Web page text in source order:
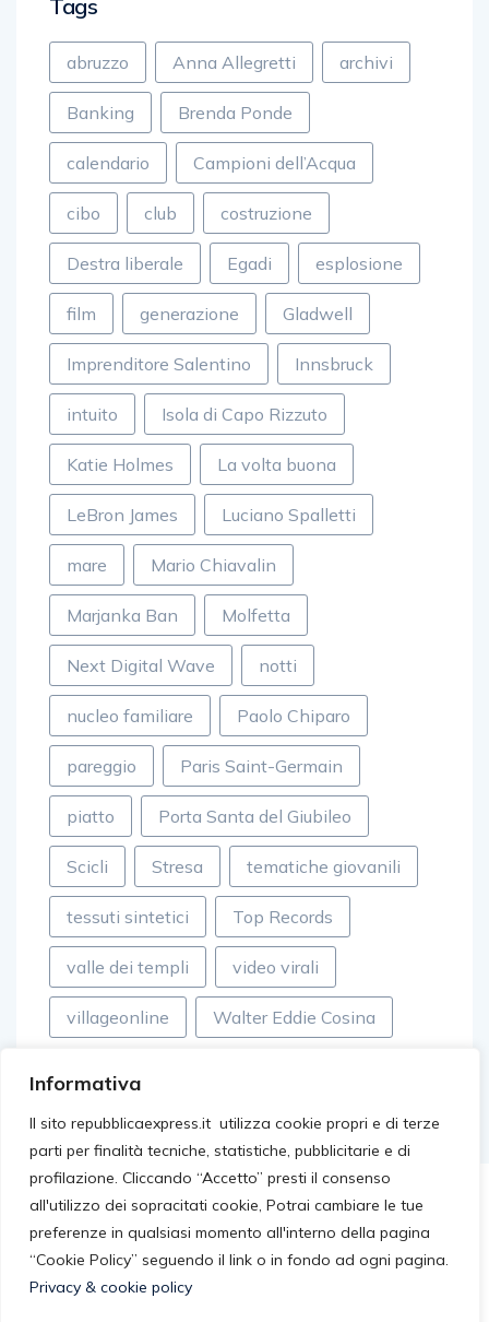
Informativa
Il sito repubblicaexpress.it utilizza cookie propri e di terze
parti per finalità tecniche, statistiche, pubblicitarie e di
profilazione. Cliccando “Accetto” presti il consenso
all'utilizzo dei sopracitati cookie, Potrai cambiare le tue
preferenze in qualsiasi momento all'interno della pagina
“Cookie Policy” seguendo il link o in fondo ad ogni pagina.
Privacy & cookie policy
Tags
abruzzo Anna Allegretti archivi
Banking Brenda Ponde
calendario Campioni dell’Acqua
cibo club costruzione
Destra liberale Egadi esplosione
film generazione Gladwell
Imprenditore Salentino Innsbruck
intuito Isola di Capo Rizzuto
Katie Holmes La volta buona
LeBron James Luciano Spalletti
mare Mario Chiavalin
Marjanka Ban Molfetta
Next Digital Wave notti
nucleo familiare Paolo Chiparo
pareggio Paris Saint-Germain
piatto Porta Santa del Giubileo
Scicli Stresa tematiche giovanili
tessuti sintetici Top Records
valle dei templi video virali
villageonline Walter Eddie Cosina